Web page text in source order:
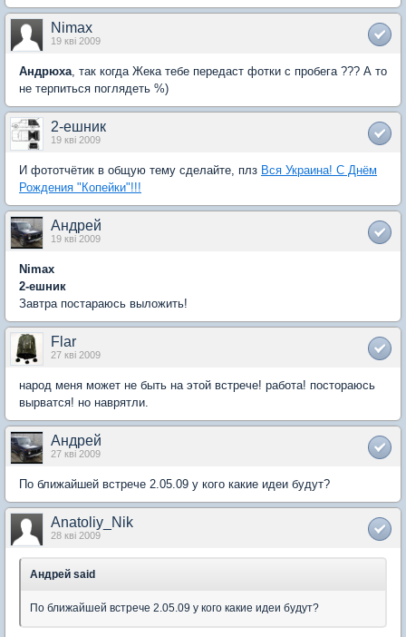
Nimax
19 кві 2009
Андрюха, так когда Жека тебе передаст фотки с пробега ??? А то
не терпиться поглядеть %)
2-ешник
19 кві 2009
И фототчётик в общую тему сделайте, плз Вся Украина! С Днём
Рождения "Копейки"!!!
Андрей
19 кві 2009
Nimax
2-ешник
Завтра постараюсь выложить!
Flar
27 кві 2009
народ меня может не быть на этой встрече! работа! постораюсь
вырватся! но наврятли.
Андрей
27 кві 2009
По ближайшей встрече 2.05.09 у кого какие идеи будут?
Anatoliy_Nik
28 кві 2009
Андрей said
По ближайшей встрече 2.05.09 у кого какие идеи будут?